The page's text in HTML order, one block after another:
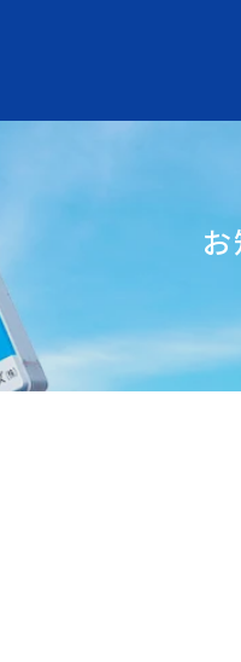
お